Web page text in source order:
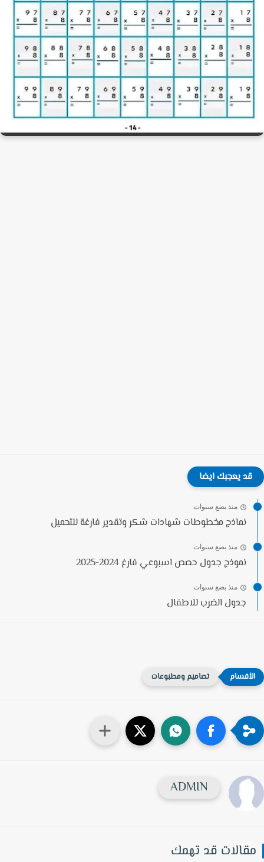
قد يعجبك ايضا
منذ بضع سنوات
نماذج مخطوطات شهادات شكر وتقدير فارغة للتحميل
منذ بضع سنوات
نموذج جدول حصص اسبوعي فارغ 2024-2025
منذ بضع سنوات
جدول الضرب للاطفال
تصاميم ومطبوعات
ADMIN
قد تهمك